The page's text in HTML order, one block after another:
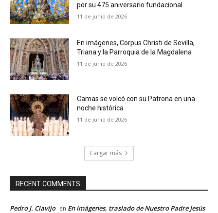
por su 475 aniversario fundacional
11 de junio de 2026
En imágenes, Corpus Christi de Sevilla,
Triana y la Parroquia de la Magdalena
11 de junio de 2026
Camas se volcó con su Patrona en una
noche histórica
11 de junio de 2026
Cargar más
RECENT COMMENTS
Pedro J. Clavijo en En imágenes, traslado de Nuestro Padre Jesús